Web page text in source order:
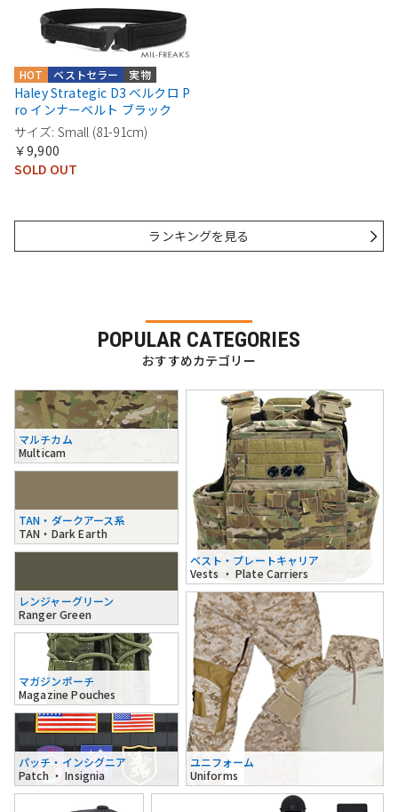
実物
ベストセラー
HOT
Haley Strategic D3 ベルクロ P
ro インナーベルト ブラック
サイズ: Small (81-91cm)
￥9,900
SOLD OUT
ランキングを見る
POPULAR CATEGORIES
おすすめカテゴリー
マルチカム
Multicam
TAN・ダークアース系
TAN・Dark Earth
レンジャーグリーン
Ranger Green
ベスト・プレートキャリア
Vests ・ Plate Carriers
マガジンポーチ
Magazine Pouches
パッチ・インシグニア
Patch ・ Insignia
ユニフォーム
Uniforms